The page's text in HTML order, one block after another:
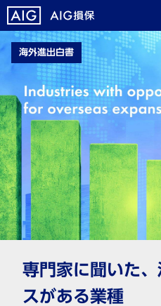
メ
イ
テ
ン
ツ
に
ジ
ャ
ン
プ
こ
こ
イ
ン
コ
ン
テ
ン
ツ
で
す
海外進出白書
専⾨家に聞いた
スがある業種